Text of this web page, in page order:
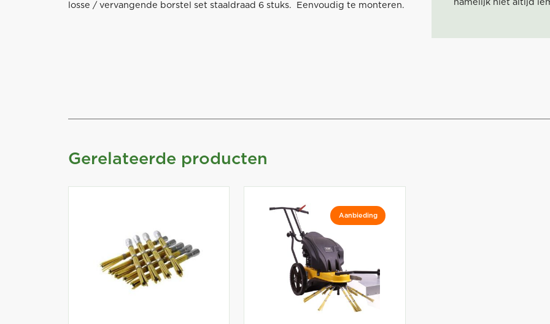
losse / vervangende borstel set staaldraad 6 stuks. Eenvoudig te monteren.
Gerelateerde producten
Aanbieding